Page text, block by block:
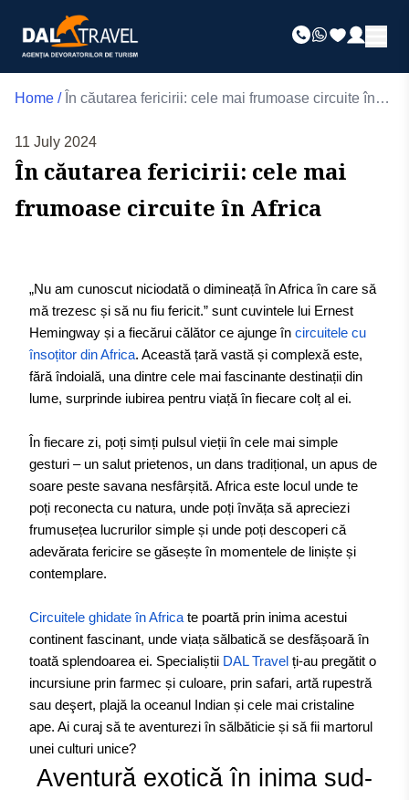
Home / În căutarea fericirii: cele mai frumoase circuite în
11 July 2024
În căutarea fericirii: cele mai
frumoase circuite în Africa
„Nu am cunoscut niciodată o dimineață în Africa în care să
mă trezesc și să nu fiu fericit.” sunt cuvintele lui Ernest
Hemingway și a fiecărui călător ce ajunge în circuitele cu
însoțitor din Africa. Această țară vastă și complexă este,
fără îndoială, una dintre cele mai fascinante destinații din
lume, surprinde iubirea pentru viață în fiecare colț al ei.
În fiecare zi, poți simți pulsul vieții în cele mai simple
gesturi – un salut prietenos, un dans tradițional, un apus de
soare peste savana nesfârșită. Africa este locul unde te
poți reconecta cu natura, unde poți învăța să apreciezi
frumusețea lucrurilor simple și unde poți descoperi că
adevărata fericire se găsește în momentele de liniște și
contemplare.
Circuitele ghidate în Africa te poartă prin inima acestui
continent fascinant, unde viața sălbatică se desfășoară în
toată splendoarea ei. Specialiștii DAL Travel ți-au pregătit o
incursiune prin farmec și culoare, prin safari, artă rupestră
sau deşert, plajă la oceanul Indian și cele mai cristaline
ape. Ai curaj să te aventurezi în sălbăticie și să fii martorul
unei culturi unice?
Aventură exotică în inima sud-